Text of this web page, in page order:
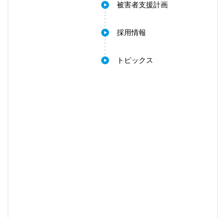
被害者支援計画
採用情報
トピックス